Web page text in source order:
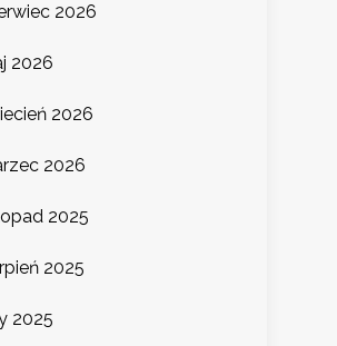
2026
2026
2026
2026
2025
2025
2025